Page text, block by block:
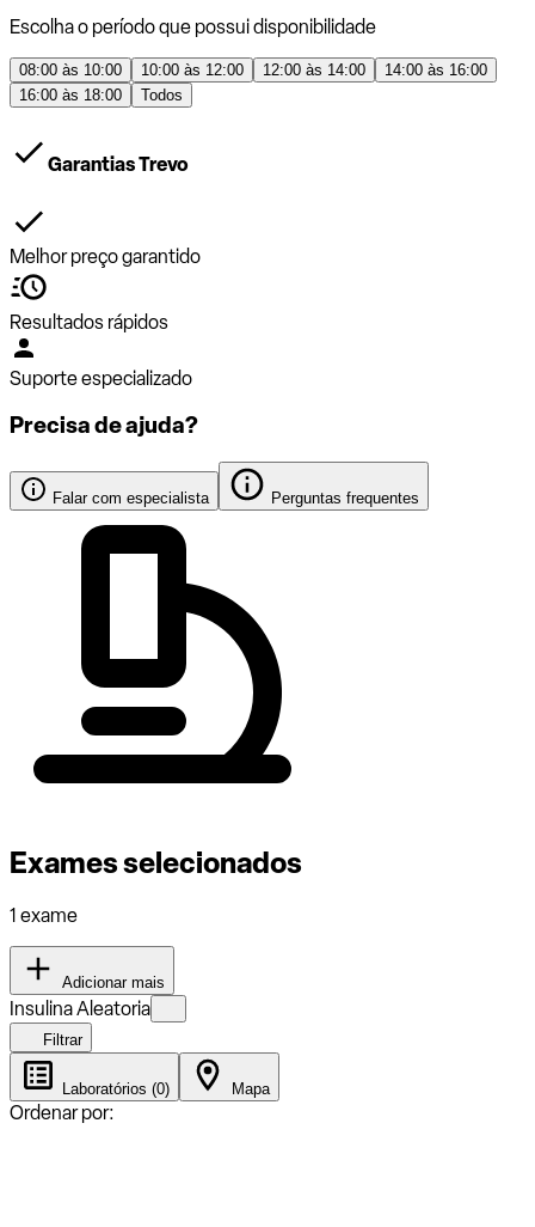
Escolha o período que possui disponibilidade
08:00 às 10:00 10:00 às 12:00 12:00 às 14:00
14:00 às 16:00
16:00 às 18:00
Todos
Garantias Trevo
Melhor preço garantido
Resultados rápidos
Suporte especializado
Precisa de ajuda?
Falar com especialista Perguntas frequentes
Exames selecionados
1 exame
Adicionar mais
Insulina Aleatoria
Filtrar
Laboratórios (0) Mapa
Ordenar por: